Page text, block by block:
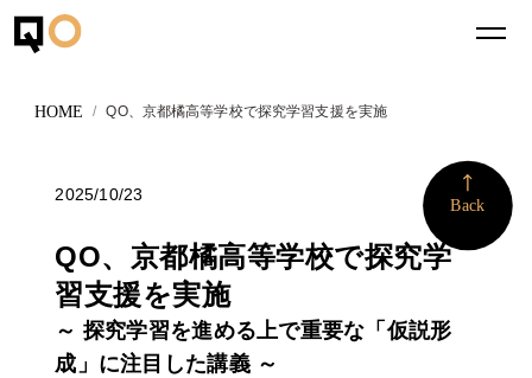
More
Back
QO、京都橘高等学校で探究学習支援を実施
2025/10/23
QO、京都橘高等学校で探究学
習支援を実施
～ 探究学習を進める上で重要な「仮説形
成」に注目した講義 ～